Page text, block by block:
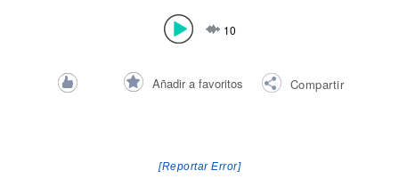
10
Añadir a favoritos Compartir
[Reportar Error]